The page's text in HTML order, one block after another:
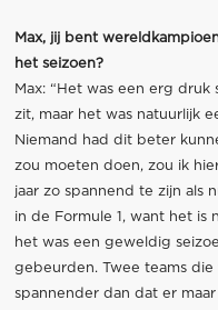
Max, jij bent
het seizoen?
Max: “Het was een erg
zit, maar het was natuurlijk
Niemand had dit beter
zou moeten doen, zou ik
jaar zo spannend te zijn als
in de Formule 1, want het is
het was een geweldig
gebeurden. Twee teams
spannender dan dat er